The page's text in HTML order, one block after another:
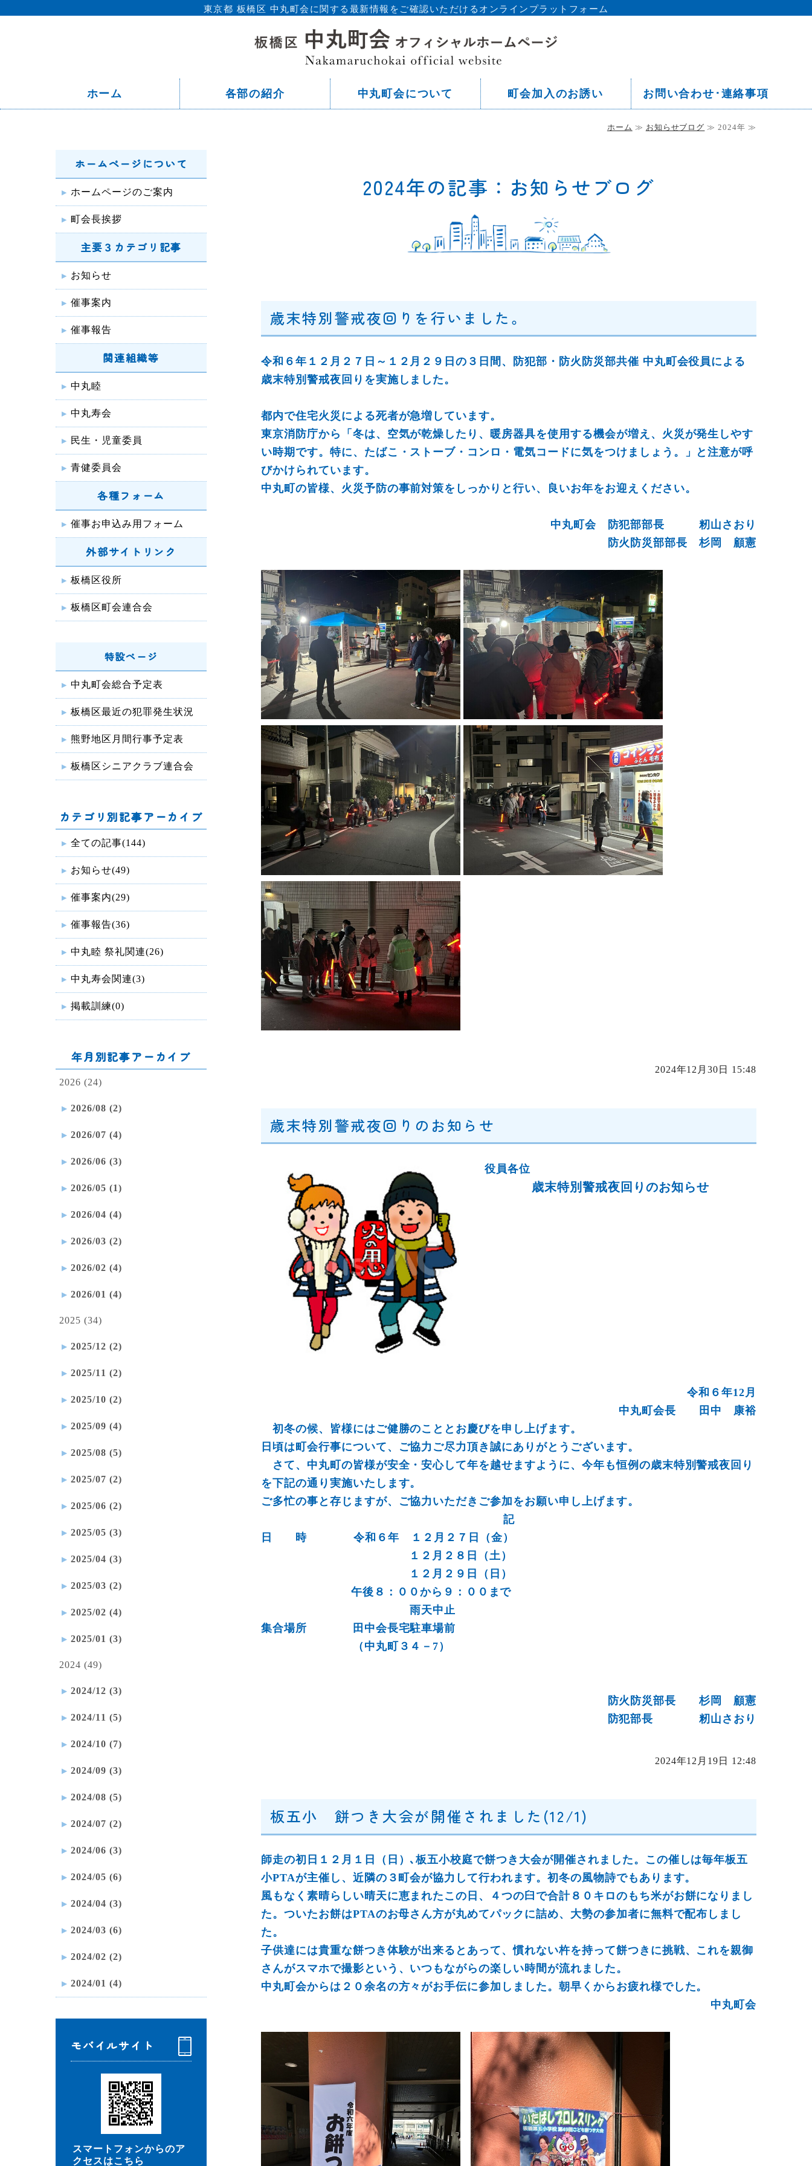
東京都 板橋区 中丸町会に関する最新情報をご確認いただけるオンラインプラットフォーム
ホーム 各部の紹介 中丸町会について 町会加入のお誘い お問い合わせ･連絡事項
ホーム ≫ お知らせブログ ≫ 2024年 ≫
2024年の記事：お知らせブログ
歳末特別警戒夜回りを行いました。
令和６年１２月２７日～１２月２９日の３日間、防犯部・防火防災部共催 中丸町会役員による
歳末特別警戒夜回りを実施しました。
都内で住宅火災による死者が急増しています。
東京消防庁から「冬は、空気が乾燥したり、暖房器具を使用する機会が増え、火災が発生しやす
い時期です。特に、たばこ・ストーブ・コンロ・電気コードに気をつけましょう。」と注意が呼
びかけられています。
中丸町の皆様、火災予防の事前対策をしっかりと行い、良いお年をお迎えください。
中丸町会 防犯部部長 籾山さおり
防火防災部部長 杉岡 顧憲
2024年12月30日 15:48
歳末特別警戒夜回りのお知らせ
役員各位
歳末特別警戒夜回りのお知らせ
令和６年12月
中丸町会長 田中 康裕
初冬の候、皆様にはご健勝のこととお慶びを申し上げます。
日頃は町会行事について、ご協力ご尽力頂き誠にありがとうございます。
さて、中丸町の皆様が安全・安心して年を越せますように、今年も恒例の歳末特別警戒夜回り
を下記の通り実施いたします。
ご多忙の事と存じますが、ご協力いただきご参加をお願い申し上げます。
記
日 時 令和６年 １２月２７日（金）
１２月２８日（土）
１２月２９日（日）
午後８：００から９：００まで
雨天中止
集合場所 田中会長宅駐車場前
（中丸町３４－7）
防火防災部長 杉岡 顧憲
防犯部長 籾山さおり
2024年12月19日 12:48
板五小 餅つき大会が開催されました(12/1)
師走の初日１２月１日（日）､板五小校庭で餅つき大会が開催されました。この催しは毎年板五
小PTAが主催し、近隣の３町会が協力して行われます。初冬の風物詩でもあります。
風もなく素晴らしい晴天に恵まれたこの日、４つの臼で合計８０キロのもち米がお餅になりまし
た。ついたお餅はPTAのお母さん方が丸めてパックに詰め、大勢の参加者に無料で配布しまし
た。
子供達には貴重な餅つき体験が出来るとあって、慣れない杵を持って餅つきに挑戦、これを親御
さんがスマホで撮影という、いつもながらの楽しい時間が流れました。
中丸町会からは２０余名の方々がお手伝に参加しました。朝早くからお疲れ様でした。
中丸町会
ホームページについて
ホームページのご案内
町会長挨拶
主要３カテゴリ記事
お知らせ
催事案内
催事報告
関連組織等
中丸睦
中丸寿会
民生・児童委員
青健委員会
各種フォーム
催事お申込み用フォーム
外部サイトリンク
板橋区役所
板橋区町会連合会
特設ページ
中丸町会総合予定表
板橋区最近の犯罪発生状況
熊野地区月間行事予定表
板橋区シニアクラブ連合会
カテゴリ別記事アーカイブ
全ての記事(144)
お知らせ(49)
催事案内(29)
催事報告(36)
中丸睦 祭礼関連(26)
中丸寿会関連(3)
掲載訓練(0)
年月別記事アーカイブ
2026 (24)
2026/08 (2)
2026/07 (4)
2026/06 (3)
2026/05 (1)
2026/04 (4)
2026/03 (2)
2026/02 (4)
2026/01 (4)
2025 (34)
2025/12 (2)
2025/11 (2)
2025/10 (2)
2025/09 (4)
2025/08 (5)
2025/07 (2)
2025/06 (2)
2025/05 (3)
2025/04 (3)
2025/03 (2)
2025/02 (4)
2025/01 (3)
2024 (49)
2024/12 (3)
2024/11 (5)
2024/10 (7)
2024/09 (3)
2024/08 (5)
2024/07 (2)
2024/06 (3)
2024/05 (6)
2024/04 (3)
2024/03 (6)
2024/02 (2)
2024/01 (4)
モバイルサイト
スマートフォンからのア
クセスはこちら